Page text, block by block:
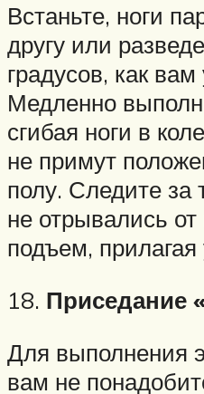
Встаньте, ноги
другу или
градусов, как
Медленно
сгибая ноги в
не примут
полу. Следите за
не отрывались
подъем,
18. Приседание
Для выполнения
вам не